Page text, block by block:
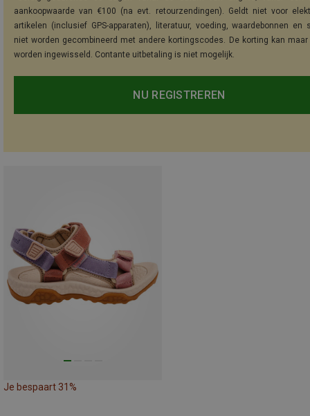
aankoopwaarde van €100 (na evt. retourzendingen). Geldt niet voor
artikelen (inclusief GPS-apparaten), literatuur, voeding, waardebonnen en
niet worden gecombineerd met andere kortingscodes. De korting kan maar
worden ingewisseld. Contante uitbetaling is niet mogelijk.
NU REGISTREREN
Je bespaart 31%